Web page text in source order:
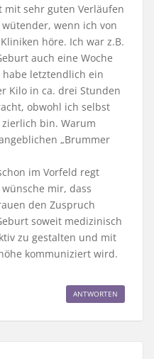
mit sehr guten Verläufen
wenn ich von
höre. Ich war z.B.
auch eine Woche
letztendlich ein
Kilo in ca. drei Stunden
obwohl ich selbst
bin. Warum
„Brummer
im Vorfeld regt
mir, dass
den Zuspruch
soweit medizinisch
zu gestalten und mit
kommuniziert wird.
ANTWORTEN